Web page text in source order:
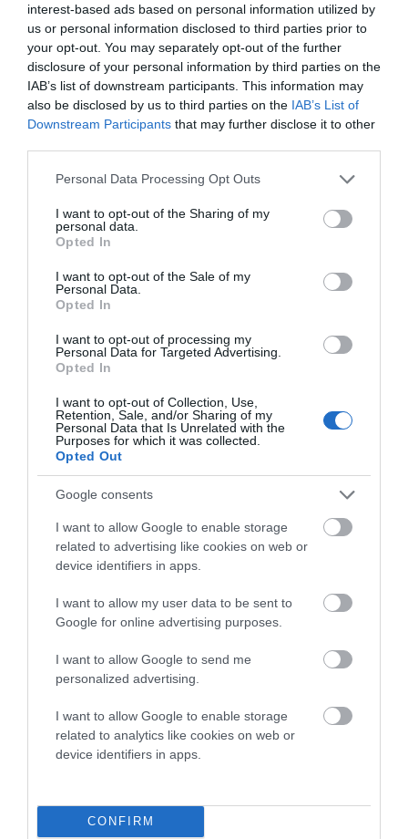
interest-based ads based on personal information utilized by
us or personal information disclosed to third parties prior to
your opt-out. You may separately opt-out of the further
disclosure of your personal information by third parties on the
IAB’s list of downstream participants. This information may
also be disclosed by us to third parties on the IAB’s List of
Downstream Participants that may further disclose it to other
Please note that this website/app uses one or more Google
not limited to your visit or usage behaviour. You may click to
grant or deny consent to Google and its third-party tags to
use your data for below specified purposes in below Google
consent section.
Personal Data Processing Opt Outs
I want to opt-out of the Sharing of my
personal data.
Opted In
I want to opt-out of the Sale of my
Personal Data.
Opted In
I want to opt-out of processing my
Personal Data for Targeted Advertising.
Opted In
I want to opt-out of Collection, Use,
Retention, Sale, and/or Sharing of my
Personal Data that Is Unrelated with the
Purposes for which it was collected.
Opted Out
Google consents
I want to allow Google to enable storage
related to advertising like cookies on web or
device identifiers in apps.
I want to allow my user data to be sent to
Google for online advertising purposes.
I want to allow Google to send me
personalized advertising.
I want to allow Google to enable storage
related to analytics like cookies on web or
device identifiers in apps.
CONFIRM
Προτεινόμενα άρθρα
ΦΕΣΤΙΒΑΛ ΑΝΔΡΟΥ: Ένα βαθυστόχαστο έργο του
Μπέκετ
Η νεολαία της Άνδρου είναι εδώ. Χρειάζεται όμως
ευκαιρίες για να φανεί.
ΡΑΦΗΝΑ – ΘΕΟΥΤΑ σημειώσατε…
ΡΑΦΗΝΑ ΣΤΟ «ΤΕΛΕΥΤΑΙΟ ΜΠΑΡΚΟ» ΤΟΥ
ΚΑΠΕΤΑΝ ΑΝΤΩΝΗ ΒΙΔΑΛΗ
αναχώρηση εκείνης της ώρας…